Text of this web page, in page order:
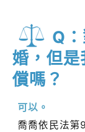
Q
婚，但
償嗎？
可以。
喬喬依民法第